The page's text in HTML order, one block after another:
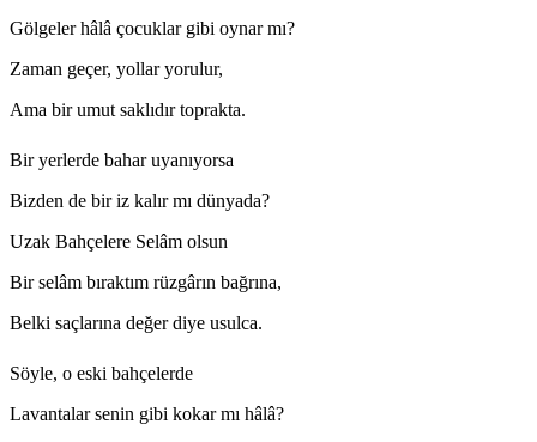
Gölgeler hâlâ çocuklar gibi oynar mı?
Zaman geçer, yollar yorulur,
Ama bir umut saklıdır toprakta.
Bir yerlerde bahar uyanıyorsa
Bizden de bir iz kalır mı dünyada?
Uzak Bahçelere Selâm olsun
Bir selâm bıraktım rüzgârın bağrına,
Belki saçlarına değer diye usulca.
Söyle, o eski bahçelerde
Lavantalar senin gibi kokar mı hâlâ?